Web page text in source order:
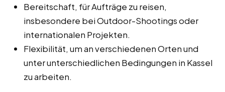
Bereitschaft, für Aufträge zu reisen,
insbesondere bei Outdoor-Shootings oder
internationalen Projekten.
Flexibilität, um an verschiedenen Orten und
unter unterschiedlichen Bedingungen in Kassel
zu arbeiten.